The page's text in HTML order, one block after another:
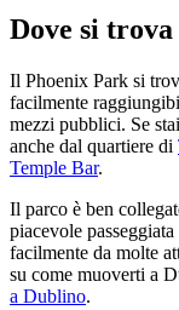
Dove si
Il Phoenix Park si
facilmente
mezzi pubblici. Se
anche dal quartiere di
Temple Bar.
Il parco è ben
piacevole
facilmente da molte
su come muoverti a
a Dublino.